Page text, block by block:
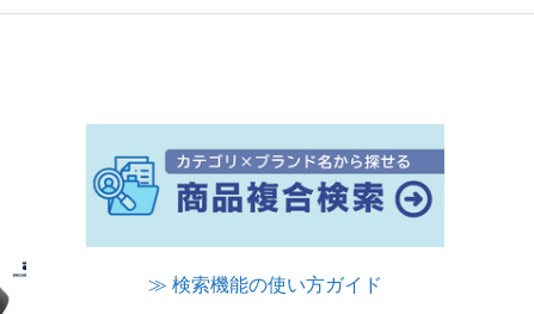
≫ 検索機能の使い方ガイド